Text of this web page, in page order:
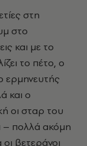
στη
στο
και με το
το πέτο, ο
ερμηνευτής
και ο
οι σταρ του
– πολλά ακόμη
βετεράνοι